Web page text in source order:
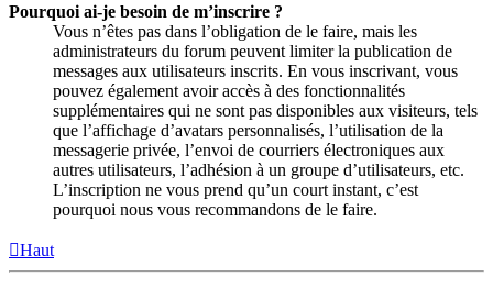
Pourquoi ai-je besoin de m’inscrire ?
Vous n’êtes pas dans l’obligation de le faire, mais les
administrateurs du forum peuvent limiter la publication de
messages aux utilisateurs inscrits. En vous inscrivant, vous
pouvez également avoir accès à des fonctionnalités
supplémentaires qui ne sont pas disponibles aux visiteurs, tels
que l’affichage d’avatars personnalisés, l’utilisation de la
messagerie privée, l’envoi de courriers électroniques aux
autres utilisateurs, l’adhésion à un groupe d’utilisateurs, etc.
L’inscription ne vous prend qu’un court instant, c’est
pourquoi nous vous recommandons de le faire.
Haut